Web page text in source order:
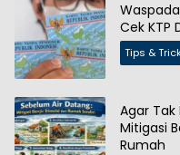
Cek KTP
Tips &
Agar Tak
Mitigasi
Rumah